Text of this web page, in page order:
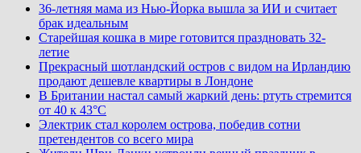
36-летняя мама из Нью-Йорка вышла за ИИ и считает
брак идеальным
Старейшая кошка в мире готовится праздновать 32-
летие
Прекрасный шотландский остров с видом на Ирландию
продают дешевле квартиры в Лондоне
В Британии настал самый жаркий день: ртуть стремится
от 40 к 43°C
Электрик стал королем острова, победив сотни
претендентов со всего мира